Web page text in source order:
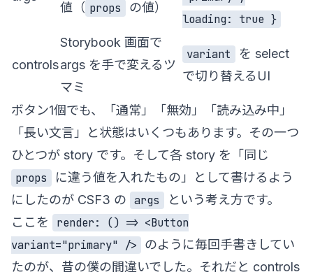
値（ props の値）
loading: true }
controls
Storybook 画面で
args を手で変えるツ
マミ
variant
を select
で切り替えるUI
ボタン1個でも、「通常」「無効」「読み込み中」
「長い文言」と状態はいくつもあります。その一つ
ひとつが story です。そして各 story を「同じ
props
に違う値を入れたもの」として書けるよう
にしたのが CSF3 の args
という考え方です。
ここを
render: () => <Button
variant="primary" />
のように毎回手書きしてい
たのが、昔の僕の間違いでした。それだと controls